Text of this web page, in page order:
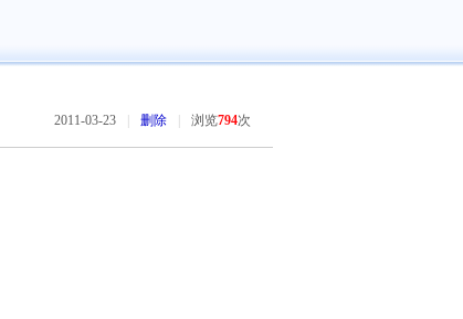
2011-03-23 删除 浏览794次